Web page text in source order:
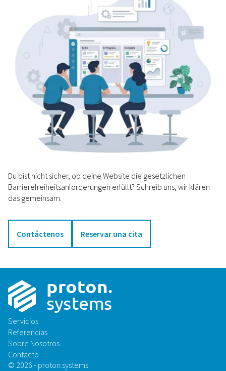
Du bist nicht sicher, ob deine Website die gesetzlichen
Barrierefreiheitsanforderungen erfüllt? Schreib uns, wir klären
das gemeinsam.
Contáctenos Reservar una cita
proton.
systems
Servicios
Referencias
Sobre Nosotros
Contacto
© 2026 - proton.systems